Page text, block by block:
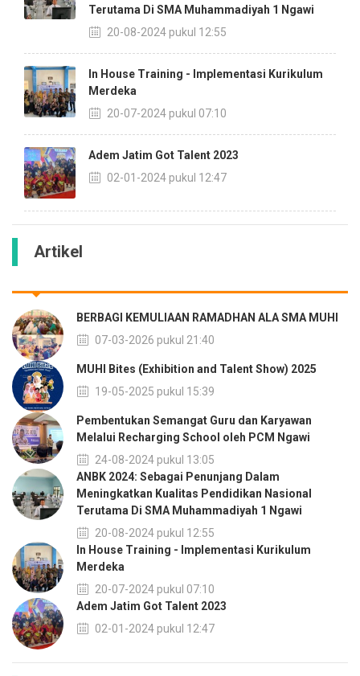
Terutama Di SMA Muhammadiyah 1 Ngawi
20-08-2024 pukul 12:55
In House Training - Implementasi Kurikulum
Merdeka
20-07-2024 pukul 07:10
Adem Jatim Got Talent 2023
02-01-2024 pukul 12:47
Artikel
BERBAGI KEMULIAAN RAMADHAN ALA SMA MUHI
07-03-2026 pukul 21:40
MUHI Bites (Exhibition and Talent Show) 2025
19-05-2025 pukul 15:39
Pembentukan Semangat Guru dan Karyawan
Melalui Recharging School oleh PCM Ngawi
24-08-2024 pukul 13:05
ANBK 2024: Sebagai Penunjang Dalam
Meningkatkan Kualitas Pendidikan Nasional
Terutama Di SMA Muhammadiyah 1 Ngawi
20-08-2024 pukul 12:55
In House Training - Implementasi Kurikulum
Merdeka
20-07-2024 pukul 07:10
Adem Jatim Got Talent 2023
02-01-2024 pukul 12:47